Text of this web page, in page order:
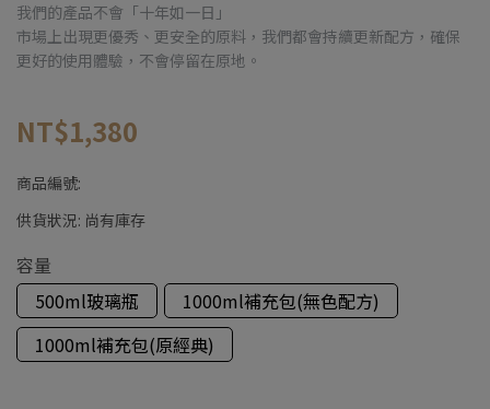
我們的產品不會「十年如一日」
市場上出現更優秀、更安全的原料，我們都會持續更新配方，確保
更好的使用體驗，不會停留在原地。
NT$1,380
商品編號:
供貨狀況: 尚有庫存
容量
500ml玻璃瓶
1000ml補充包(無色配方)
1000ml補充包(原經典)